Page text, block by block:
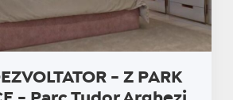
- Z PARK